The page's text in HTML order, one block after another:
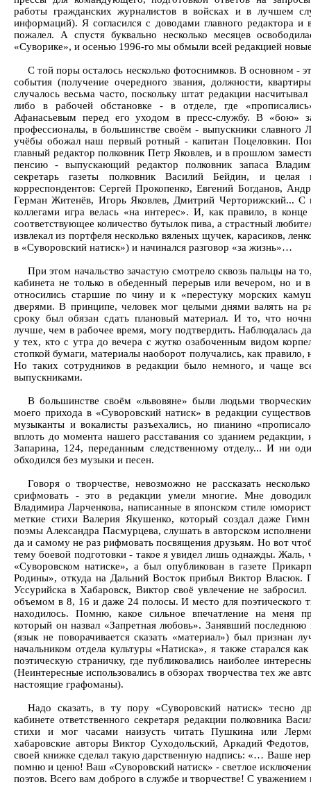
работы гражданских журналистов в войсках и в лучшем
информаций). Я согласился с доводами главного редактора и
пожалел. А спустя буквально несколько месяцев
«Суворике», и осенью 1996-го мы обмыли всей редакцией
С той поры осталось несколько фотоснимков. В основном -
события (получение очередного звания, должности,
случалось весьма часто, поскольку штат редакции
либо в рабочей обстановке - в отделе, где
Афанасьевым перед его уходом в пресс-службу. В «бою»
профессионалы, в большинстве своём - выпускники
учёбы обожал наш первый ротный - капитан Поцеловкин.
главный редактор полковник Петр Яковлев, и в прошлом
пенсию - выпускающий редактор полковник запаса
секретарь газеты полковник Василий Бейдин, и целая
корреспондентов: Сергей Прокопенко, Евгений Богданов,
Герман Житенёв, Игорь Яковлев, Дмитрий Черторижский... С
коллегами игра велась «на интерес». И, как правило, в
соответствующее количество бутылок пива, а страстный
извлекал из портфеля несколько вяленых щучек, карасиков,
в «Суворовский натиск») и начинался разговор «за жизнь»…
При этом начальство зачастую смотрело сквозь пальцы на
кабинета не только в обеденный перерыв или вечером, но и
относились старшие по чину и к «перестуку морских
дверями. В принципе, человек мог целыми днями валять на
сроку был обязан сдать плановый материал. И то, что
лучше, чем в рабочее время, могу подтвердить. Наблюдалась
у тех, кто с утра до вечера с жутко озабоченным видом
стопкой бумаги, материалы наоборот получались, как
Но таких сотрудников в редакции было немного, и чаще
выпускниками.
В большинстве своём «львовяне» были людьми
моего прихода в «Суворовский натиск» в редакции
музыканты и вокалисты разъехались, но пианино
вплоть до момента нашего расставания со зданием редакции,
Запарина, 124, переданным следственному отделу... И ни
обходился без музыки и песен.
Говоря о творчестве, невозможно не рассказать
срифмовать - это в редакции умели многие. Мне
Владимира Ларченкова, написанные в японском стиле
меткие стихи Валерия Якушенко, который создал даже Гимн
поэмы Александра Пасмурцева, слушать в авторском
да и самому не раз рифмовать посвящения друзьям. Но вот
тему боевой подготовки - такое я увидел лишь однажды. Жаль,
«Суворовском натиске», а был опубликован в газете
Родины», откуда на Дальний Восток прибыл Виктор Власюк.
Уссурийска в Хабаровск, Виктор своё увлечение не
объемом в 8, 16 и даже 24 полосы. И место для поэтического
находилось. Помню, какое сильное впечатление на меня
который он назвал «Запретная любовь». Занявший последнюю
(язык не поворачивается сказать «материал») был признан
начальником отдела культуры «Натиска», я также старался
поэтическую страничку, где публиковались наиболее
(Неинтересные использовались в обзорах творчества тех же
настоящие графоманы).
Надо сказать, в ту пору «Суворовский натиск» тесно
кабинете ответственного секретаря редакции полковника
стихи и мог часами наизусть читать Пушкина или
хабаровские авторы Виктор Суходольский, Аркадий
своей книжке сделал такую дарственную надпись: «… Ваше
помню и ценю! Ваш «Суворовский натиск» - светлое
поэтов. Всего вам доброго в службе и творчестве! С уважением